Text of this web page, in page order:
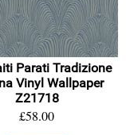
Parati Tradizione
Vinyl Wallpaper
Z21718
£58.00